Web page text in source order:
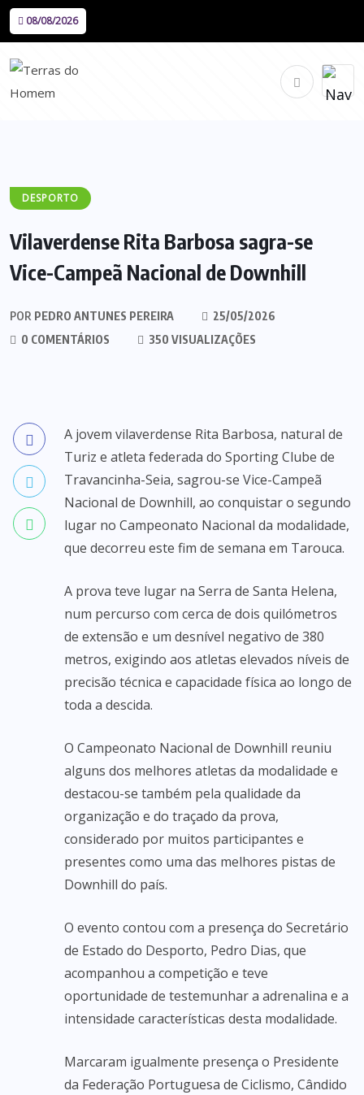
08/08/2026
DESPORTO
Vilaverdense Rita Barbosa sagra-se
Vice-Campeã Nacional de Downhill
POR PEDRO ANTUNES PEREIRA
25/05/2026
0 COMENTÁRIOS
350 VISUALIZAÇÕES
A jovem vilaverdense Rita Barbosa, natural de
Turiz e atleta federada do Sporting Clube de
Travancinha-Seia, sagrou-se Vice-Campeã
Nacional de Downhill, ao conquistar o segundo
lugar no Campeonato Nacional da modalidade,
que decorreu este fim de semana em Tarouca.
A prova teve lugar na Serra de Santa Helena,
num percurso com cerca de dois quilómetros
de extensão e um desnível negativo de 380
metros, exigindo aos atletas elevados níveis de
precisão técnica e capacidade física ao longo de
toda a descida.
O Campeonato Nacional de Downhill reuniu
alguns dos melhores atletas da modalidade e
destacou-se também pela qualidade da
organização e do traçado da prova,
considerado por muitos participantes e
presentes como uma das melhores pistas de
Downhill do país.
O evento contou com a presença do Secretário
de Estado do Desporto, Pedro Dias, que
acompanhou a competição e teve
oportunidade de testemunhar a adrenalina e a
intensidade características desta modalidade.
Marcaram igualmente presença o Presidente
da Federação Portuguesa de Ciclismo, Cândido